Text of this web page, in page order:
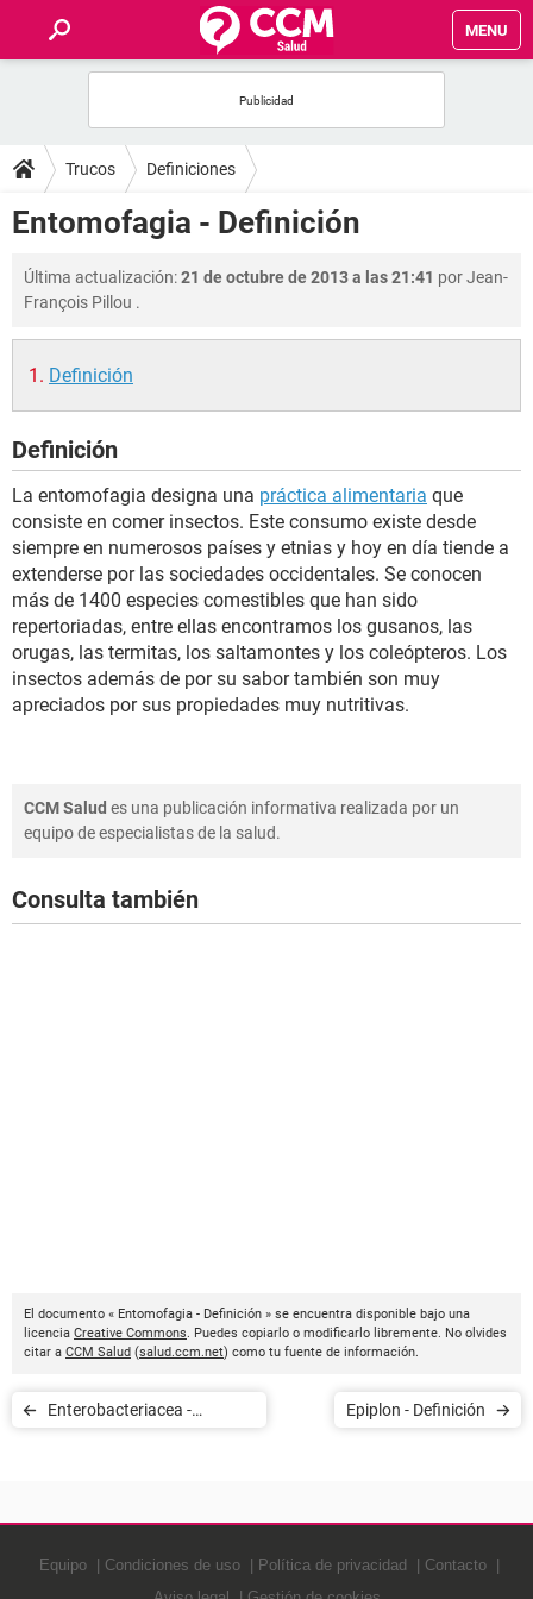
MENU
FOROS
SALUD
FAMILIA
NUTRICIÓN
SEXUALIDAD
GLOSARIO
Trucos Definiciones
Entomofagia - Definición
Última actualización:21 de octubre de 2013 a las 21:41 porJean-
François Pillou .
Definición
Definición
La entomofagia designa una práctica alimentaria que
consiste en comer insectos. Este consumo existe desde
siempre en numerosos países y etnias y hoy en día tiende a
extenderse por las sociedades occidentales. Se conocen
más de 1400 especies comestibles que han sido
repertoriadas, entre ellas encontramos los gusanos, las
orugas, las termitas, los saltamontes y los coleópteros. Los
insectos además de por su sabor también son muy
apreciados por sus propiedades muy nutritivas.
CCM Salud es una publicación informativa realizada por un
equipo de especialistas de la salud.
Consulta también
El documento « Entomofagia - Definición » se encuentra disponible bajo una
licencia Creative Commons. Puedes copiarlo o modificarlo libremente. No olvides
citar a CCM Salud (salud.ccm.net) como tu fuente de información.
Enterobacteriacea -
Epiplon - Definición
Equipo Condiciones de uso Política de privacidad
Contacto